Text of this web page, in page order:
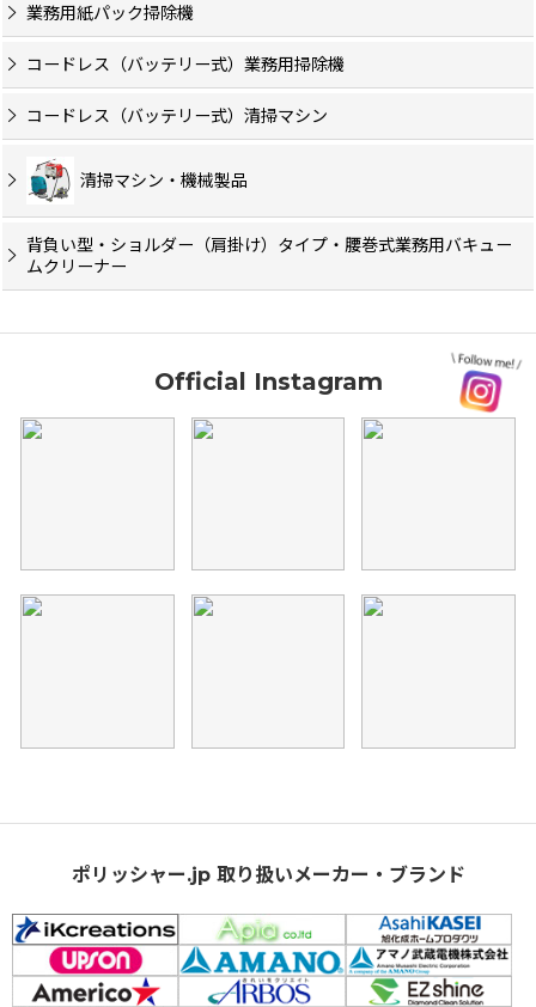
業務用紙パック掃除機
コードレス（バッテリー式）業務用掃除機
コードレス（バッテリー式）清掃マシン
清掃マシン・機械製品
背負い型・ショルダー（肩掛け）タイプ・腰巻式業務用バキュー
ムクリーナー
Official Instagram
ポリッシャー.jp 取り扱いメーカー・ブランド